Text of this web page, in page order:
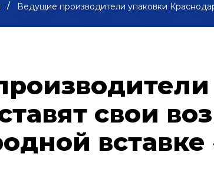
Ведущие производители упаковки
свои